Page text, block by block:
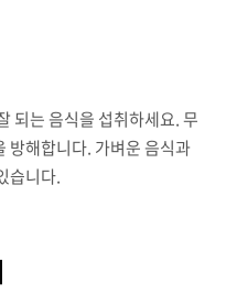
되는 음식을 섭취하세요. 무
방해합니다. 가벼운 음식과
습니다.